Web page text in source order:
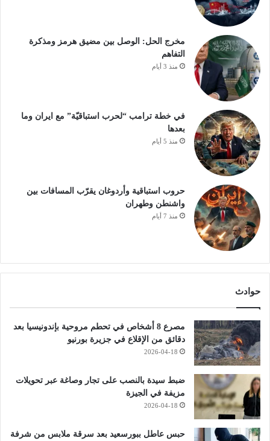
مخرج الحل: الوصل بين مضيق هرمز ومذكرة
التفاهم
منذ 3 أيام
في خطة ترامب “لحرب استباقيّة” مع ايران وما
بعدها
منذ 5 أيام
حروب استباقية وأردوغان يقرّب المسافات بين
واشنطن وطهران
منذ 7 أيام
حوادث
مصرع 8 أشخاص في تحطم مروحية بإندونيسيا بعد
دقائق من الإقلاع في جزيرة بورنيو
2026-04-18
ضبط سيدة بالنصب على تجار وصاغة عبر تحويلات
مزيفة في الجيزة
2026-04-18
حبس عاطل ببورسعيد بعد سرقة ملابس من شرفة